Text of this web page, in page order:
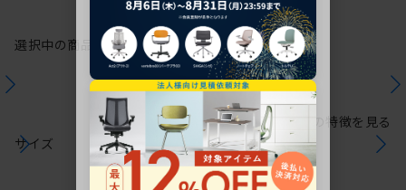
選択中の商品情報保証 注意事項
サイズ
シリーズの特徴を見る